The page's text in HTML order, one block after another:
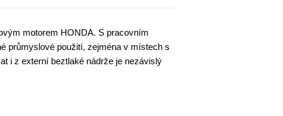
motorem HONDA. S pracovním
průmyslové použití, zejména v místech s
i z externí beztlaké nádrže je nezávislý